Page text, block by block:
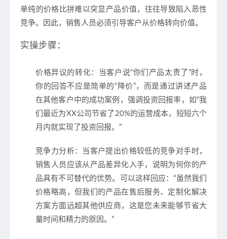
单纯的价格比拼难以突显产品价值，往往导致陷入恶性
竞争。因此，销售人员必须引导客户从价格转向价值。
实操步骤：
价格异议的转化：当客户说“你们产品太贵了”时，
你的回答不应是简单的“降价”，而是通过讲述产品
在其他客户中的成功案例，强调投资回报率 ，如“我
们最近为XX公司节省了20%的运营成本，短短六个
月内就实现了投资回报。”
竞争力分析：当客户提出价格较低的竞争对手时，
销售人员应该从 产品差异化入手，说明为何你的产
品具有不可替代的优势。可以这样回应：“虽然我们
价格略高，但我们的产品在售后服务、定制化解决
方案方面远超其他供应商，这是您未来能够节省大
量时间和精力的原因。”